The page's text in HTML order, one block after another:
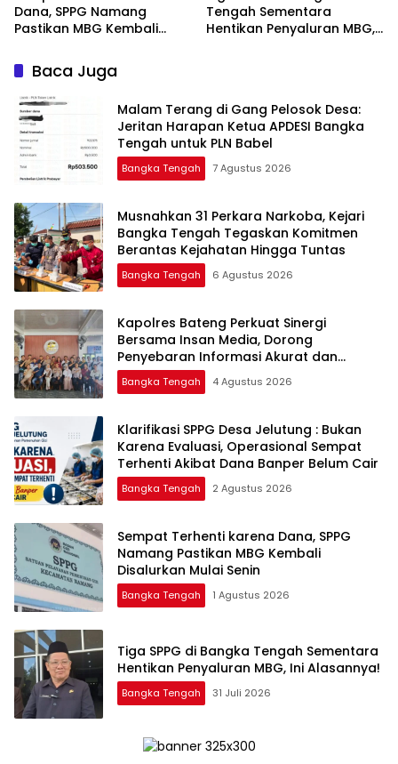
Dana, SPPG Namang
Pastikan MBG Kembali
Tengah Sementara
Hentikan Penyaluran MBG,
Baca Juga
Malam Terang di Gang Pelosok Desa:
Jeritan Harapan Ketua APDESI Bangka
Tengah untuk PLN Babel
Bangka Tengah 7 Agustus 2026
Musnahkan 31 Perkara Narkoba, Kejari
Bangka Tengah Tegaskan Komitmen
Berantas Kejahatan Hingga Tuntas
Bangka Tengah 6 Agustus 2026
‎Kapolres Bateng Perkuat Sinergi
Bersama Insan Media, Dorong
Penyebaran Informasi Akurat dan
Layanan Polri 110
Bangka Tengah 4 Agustus 2026
‎Klarifikasi SPPG Desa Jelutung : Bukan
Karena Evaluasi, Operasional Sempat
Terhenti Akibat Dana Banper Belum Cair
Bangka Tengah 2 Agustus 2026
‎Sempat Terhenti karena Dana, SPPG
Namang Pastikan MBG Kembali
Disalurkan Mulai Senin
Bangka Tengah 1 Agustus 2026
‎Tiga SPPG di Bangka Tengah Sementara
Bangka Tengah 31 Juli 2026